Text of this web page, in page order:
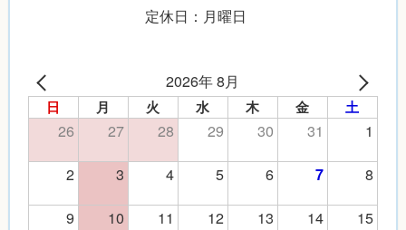
定休日：月曜日
2026年 8月
日 月 火 水 木 金 土
26 27 28 29 30 31
1
2
3 4 5 6 7
8
9
10 11 12 13 14
15